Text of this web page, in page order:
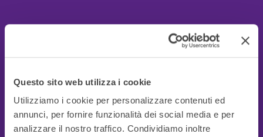
Questo sito web utilizza i cookie
Utilizziamo i cookie per personalizzare contenuti ed
annunci, per fornire funzionalità dei social media e per
analizzare il nostro traffico. Condividiamo inoltre